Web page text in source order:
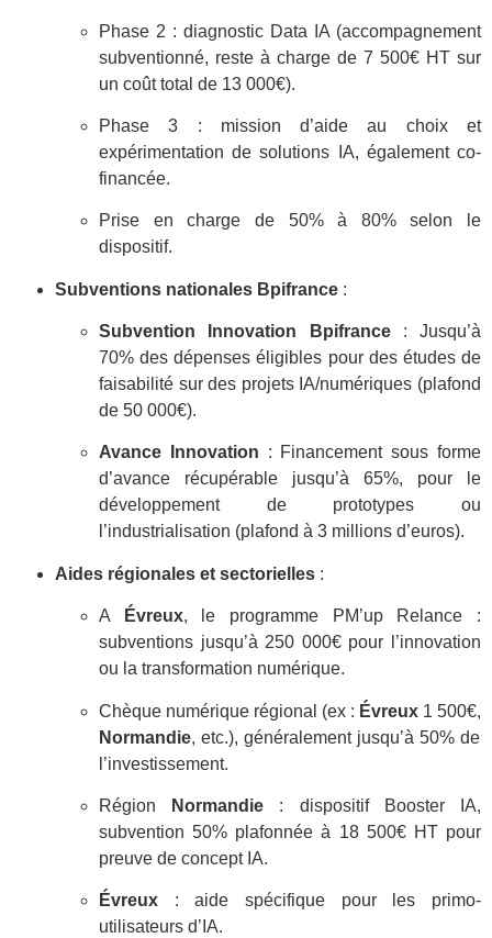
Phase 2 : diagnostic Data IA (accompagnement
subventionné, reste à charge de 7 500€ HT sur
un coût total de 13 000€).
Phase 3 : mission d’aide au choix et
expérimentation de solutions IA, également co-
financée.
Prise en charge de 50% à 80% selon le
dispositif.
Subventions nationales Bpifrance :
Subvention Innovation Bpifrance: Jusqu’à
70% des dépenses éligibles pour des études de
faisabilité sur des projets IA/numériques (plafond
de 50 000€).
Avance Innovation : Financement sous forme
d’avance récupérable jusqu’à 65%, pour le
développement de prototypes ou
l’industrialisation (plafond à 3 millions d’euros).
Aides régionales et sectorielles :
A Évreux, le programme PM’up Relance :
subventions jusqu’à 250 000€ pour l’innovation
ou la transformation numérique.
Chèque numérique régional (ex : Évreux 1 500€,
Normandie, etc.), généralement jusqu’à 50% de
l’investissement.
Région Normandie : dispositif Booster IA,
subvention 50% plafonnée à 18 500€ HT pour
preuve de concept IA.
Évreux : aide spécifique pour les primo-
utilisateurs d’IA.